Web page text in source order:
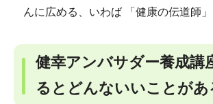
んに広める、いわば 「健康の伝道師」
健幸アンバサダー養成講
るとどんないいことがあ